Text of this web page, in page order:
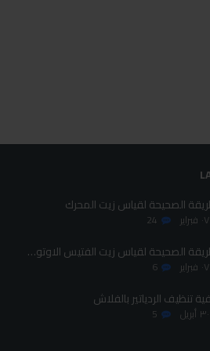
الصحيحة لقياس زيت المحرك
٠٧ فبراير 24
الطريقة الصحيحة لقياس زيت الفتيس الاوتوماتيك
٠٧ فبراير 6
تنظيف الردياتير بالفلاش
٣٠ أبريل 5